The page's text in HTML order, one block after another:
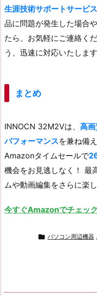
生涯技術サポートサービス
品に問題が発生した場合
たら、お気軽にご連絡く
う、迅速に対応いたします
まとめ
INNOCN 32M2Vは、 高
パフォーマンスを兼ね備
Amazonタイムセールで
機会をお見逃しなく！ 最
ムや動画編集をさらに楽
今すぐAmazonでチェック
 パソコン周辺機器 ,